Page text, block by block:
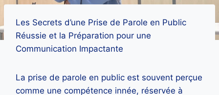
Les Secrets d’une Prise de Parole en Public
Réussie et la Préparation pour une
Communication Impactante
La prise de parole en public est souvent perçue
comme une compétence innée, réservée à